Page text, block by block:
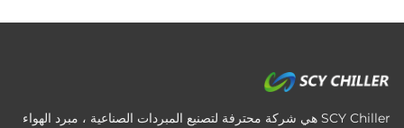
SCY Chiller هي شركة محترفة لتصنيع المبردات الصناعية ، مبرد الهواء